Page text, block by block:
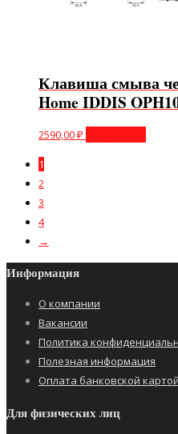
Клавиша смыва
Home IDDIS
2590,00₽
1
2
3
4
→
Информация
О компании
Вакансии
Политика
Полезная информация
Оплата банковской картой
Для физических лиц